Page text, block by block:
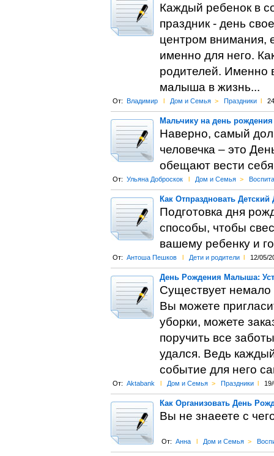
Каждый ребенок в
праздник - день
центром внимания,
именно для него.
родителей. Именно
малыша в жизнь...
От: Владимир l Дом и Семья > Праздники l
Мальчику на день рождения
Наверно, самый
человечка – это
обещают вести
От: Ульяна Доброскок l Дом и Семья >
Как Отпраздновать
Подготовка дня
способы, чтобы
вашему ребенку и
От: Антоша Пешков l Дети и родители l 12/05/
День Рождения Малыша:
Существует немало
Вы можете
уборки, можете
поручить все
удался. Ведь
событие для него
От: Aktabank l Дом и Семья > Праздники l
Как Организовать День
Вы не знаеете с
От: Анна l Дом и Семья >